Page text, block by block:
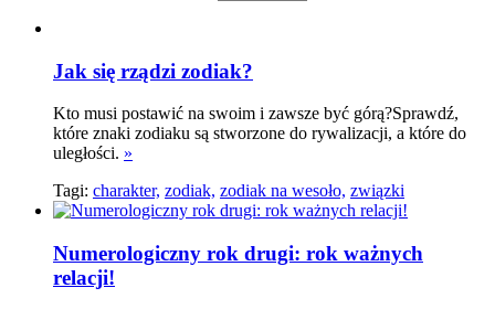
Jak się rządzi zodiak?
Kto musi postawić na swoim i zawsze być górą?Sprawdź,
które znaki zodiaku są stworzone do rywalizacji, a które do
uległości. »
Tagi: charakter, zodiak, zodiak na wesoło, związki
Numerologiczny rok drugi: rok ważnych
relacji!